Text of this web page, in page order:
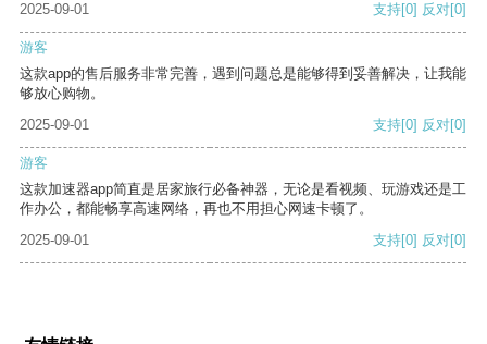
2025-09-01 支持[0] 反对[0]
游客
这款app的售后服务非常完善，遇到问题总是能够得到妥善解决，让我能
够放心购物。
2025-09-01
支持[0] 反对[0]
游客
这款加速器app简直是居家旅行必备神器，无论是看视频、玩游戏还是工
作办公，都能畅享高速网络，再也不用担心网速卡顿了。
2025-09-01
支持[0] 反对[0]